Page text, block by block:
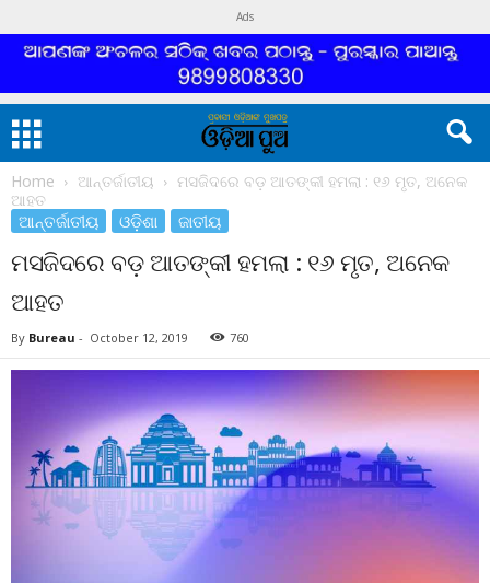
Ads
Home ଆନ୍ତର୍ଜାତୀୟ
ମସଜିଦରେ ବଡ଼ ଆତଙ୍କୀ ହମଲା : ୧୬ ମୃତ, ଅନେକ
ଆହତ
ଆନ୍ତର୍ଜାତୀୟ ଓଡ଼ିଶା ଜାତୀୟ
ମସଜିଦରେ ବଡ଼ ଆତଙ୍କୀ ହମଲା : ୧୬ ମୃତ, ଅନେକ
ଆହତ
By Bureau - October 12, 2019 760